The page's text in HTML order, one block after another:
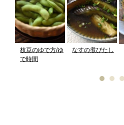
枝豆のゆで方/ゆ
で時間
なすの煮びたし